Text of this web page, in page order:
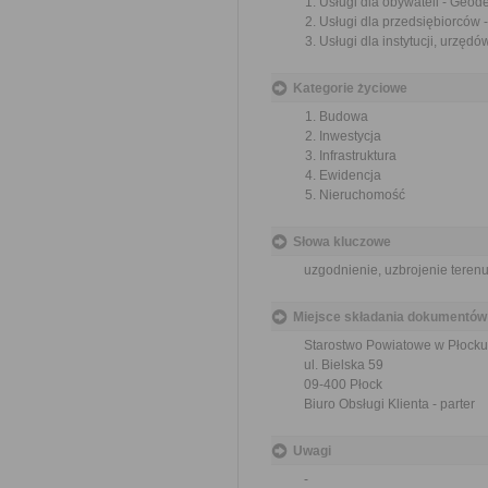
Usługi dla
Usługi dla instytucji,
Kategorie życiowe
Budowa
Inwestycja
Infrastruktura
Ewidencja
Nieruchomość
Słowa kluczowe
uzgodnienie, uzbrojenie terenu
Miejsce składania dokumentów
Starostwo Powiatowe w Płocku
ul. Bielska 59
09-400 Płock
Biuro Obsługi Klienta - parter
Uwagi
-